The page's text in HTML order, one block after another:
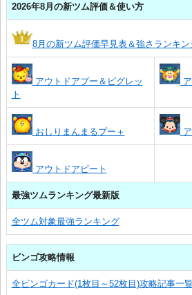
2026年8月の新ツム評価＆使い方
8月の新ツム評価早見表＆強さランキン
アウトドアプー＆ピグレッ
ト
おしりまんまるプー＋
アウトドアピート
最強ツムランキング最新版
全ツム対象最強ランキング
ビンゴ攻略情報
全ビンゴカード(1枚目～52枚目)攻略記事一